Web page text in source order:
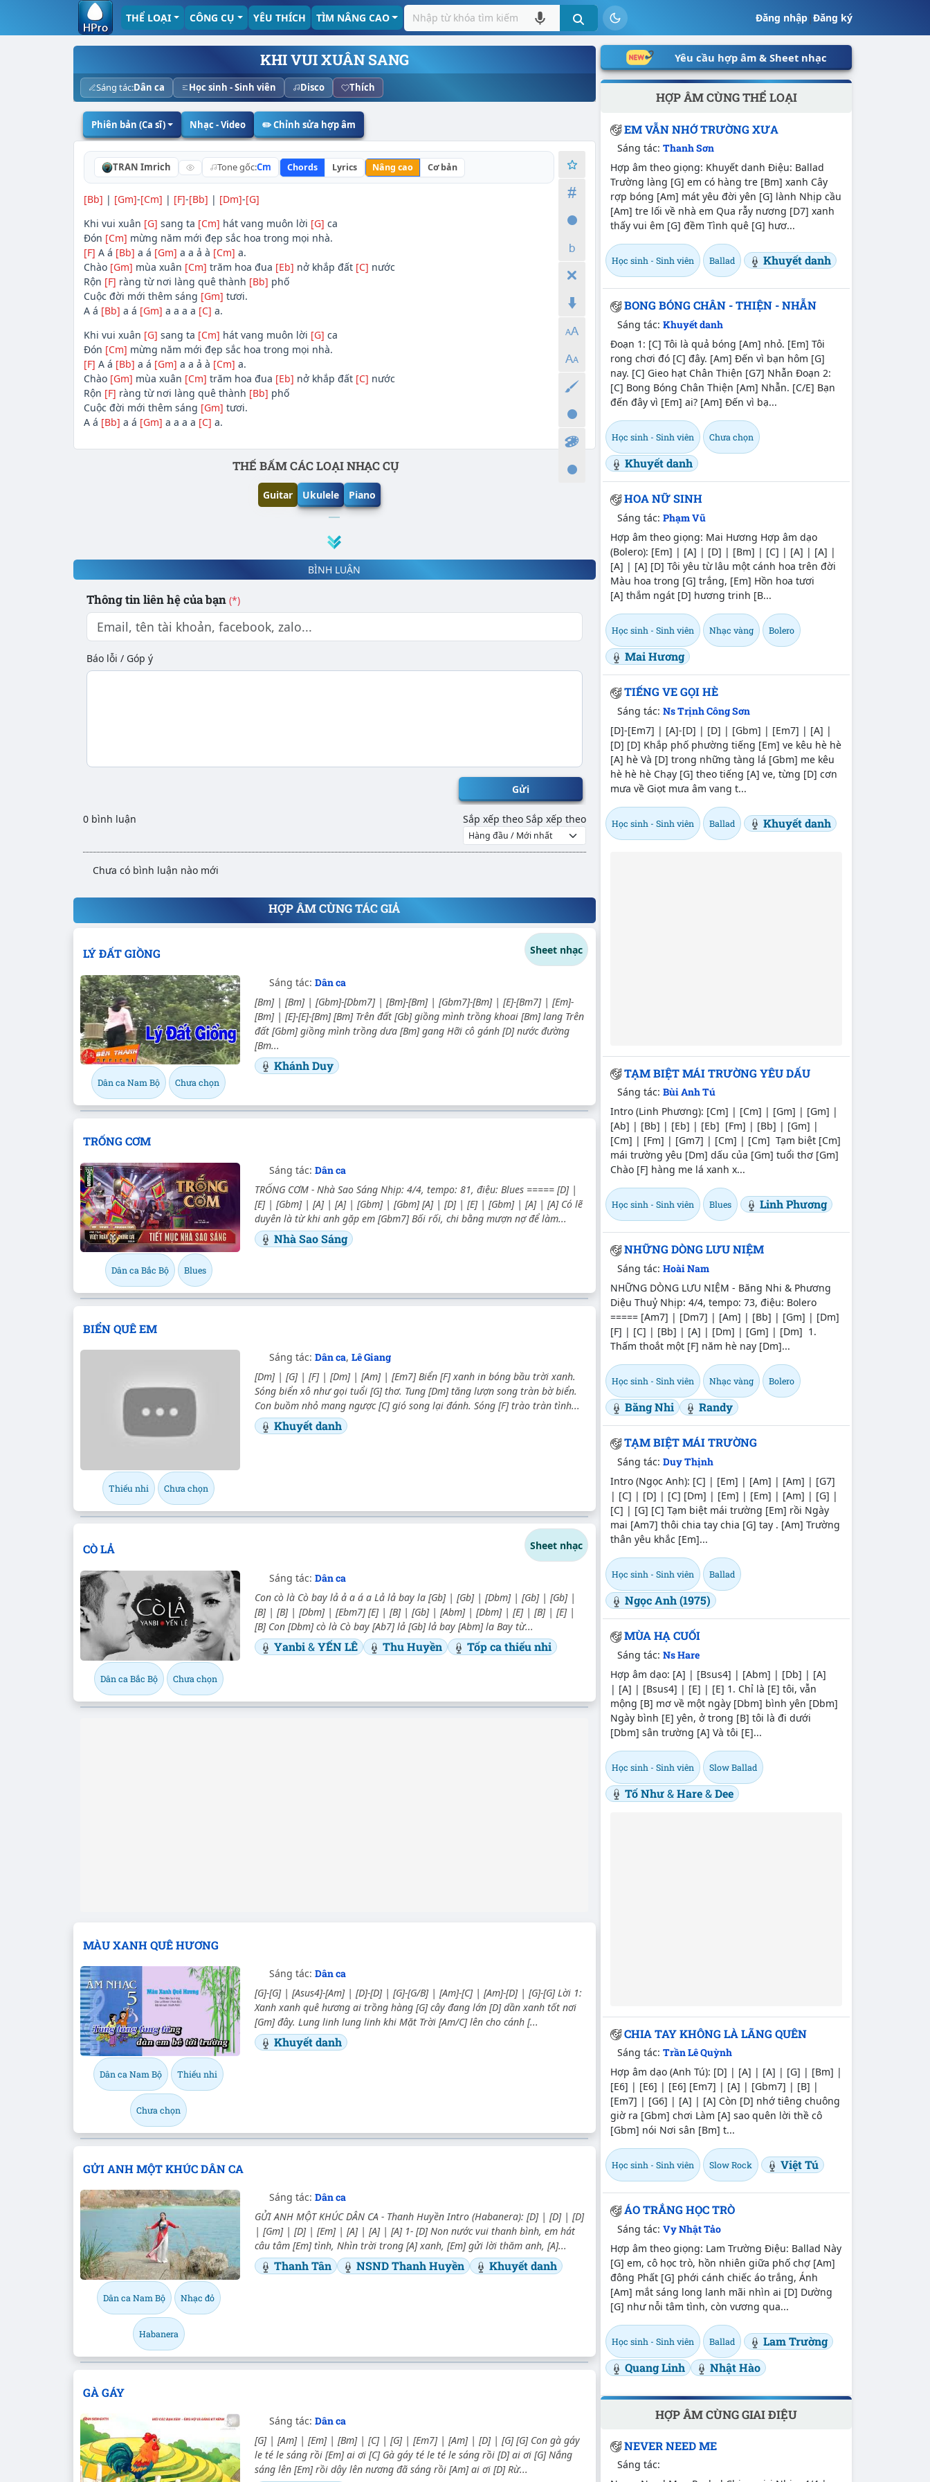
Đăng nhập|Đăng ký
THỂ LOẠI CÔNG CỤ YÊU THÍCH TÌM NÂNG CAO
KHI VUI XUÂN SANG
Sáng tác:Dân ca Học sinh - Sinh viên Disco Thích
Phiên bản (Ca sĩ) Nhạc - Video ✏️ Chỉnh sửa hợp âm
TRAN Imrich Tone gốc:Cm Chords Lyrics Nâng cao Cơ bản
[Bb] | [Gm]-[Cm] | [F]-[Bb] | [Dm]-[G]
Khi vui xuân [G] sang ta [Cm] hát vang muôn lời [G] ca
Đón [Cm] mừng năm mới đẹp sắc hoa trong mọi nhà.
[F] A á [Bb] a á [Gm] a a ả à [Cm] a.
Chào [Gm] mùa xuân [Cm] trăm hoa đua [Eb] nở khắp đất [C] nước
Rộn [F] ràng từ nơi làng quê thành [Bb] phố
Cuộc đời mới thêm sáng [Gm] tươi.
A á [Bb] a á [Gm] a a a a [C] a.
Khi vui xuân [G] sang ta [Cm] hát vang muôn lời [G] ca
Đón [Cm] mừng năm mới đẹp sắc hoa trong mọi nhà.
[F] A á [Bb] a á [Gm] a a ả à [Cm] a.
Chào [Gm] mùa xuân [Cm] trăm hoa đua [Eb] nở khắp đất [C] nước
Rộn [F] ràng từ nơi làng quê thành [Bb] phố
Cuộc đời mới thêm sáng [Gm] tươi.
A á [Bb] a á [Gm] a a a a [C] a.
THẾ BẤM CÁC LOẠI NHẠC CỤ
Guitar Ukulele Piano
BÌNH LUẬN
Thông tin liên hệ của bạn (*)
Báo lỗi / Góp ý
Gửi
0 bình luận Sắp xếp theo Sắp xếp theo
Chưa có bình luận nào mới
HỢP ÂM CÙNG TÁC GIẢ
LÝ ĐẤT GIỒNG Sheet nhạc
Dân ca Nam Bộ Chưa chọn
Sáng tác: Dân ca
[Bm] | [Bm] | [Gbm]-[Dbm7] | [Bm]-[Bm] | [Gbm7]-[Bm] | [E]-[Bm7] | [Em]-
[Bm] | [E]-[E]-[Bm] [Bm] Trên đất [Gb] giồng mình trồng khoai [Bm] lang Trên
đất [Gbm] giồng mình trồng dưa [Bm] gang Hỡi cô gánh [D] nước đường
[Bm...
Khánh Duy
TRỐNG CƠM
Dân ca Bắc Bộ Blues
Sáng tác: Dân ca
TRỐNG CƠM - Nhà Sao Sáng Nhịp: 4/4, tempo: 81, điệu: Blues ===== [D] |
[E] | [Gbm] | [A] | [A] | [Gbm] | [Gbm] [A] | [D] | [E] | [Gbm] | [A] | [A] Có lẽ
duyên là từ khi anh gặp em [Gbm7] Bối rối, chi bằng mượn nợ để làm...
Nhà Sao Sáng
BIỂN QUÊ EM
Thiếu nhi Chưa chọn
Sáng tác: Dân ca, Lê Giang
[Dm] | [G] | [F] | [Dm] | [Am] | [Em7] Biển [F] xanh in bóng bầu trời xanh.
Sóng biển xô như gọi tuổi [G] thơ. Tung [Dm] tăng lượn song tràn bờ biển.
Con buồm nhỏ mang ngược [C] gió song lại đánh. Sóng [F] trào tràn tình...
Khuyết danh
CÒ LẢ Sheet nhạc
Dân ca Bắc Bộ Chưa chọn
Sáng tác: Dân ca
Con cò là Cò bay lả ả a á a Lả lả bay la [Gb] | [Gb] | [Dbm] | [Gb] | [Gb] |
[B] | [B] | [Dbm] | [Ebm7] [E] | [B] | [Gb] | [Abm] | [Dbm] | [E] | [B] | [E] |
[B] Con [Dbm] cò là Cò bay [Ab7] lả [Gb] lả bay [Abm] la Bay từ...
Yanbi&YẾN LÊ Thu Huyền Tốp ca thiếu nhi
MÀU XANH QUÊ HƯƠNG
Dân ca Nam Bộ Thiếu nhi
Chưa chọn
Sáng tác: Dân ca
[G]-[G] | [Asus4]-[Am] | [D]-[D] | [G]-[G/B] | [Am]-[C] | [Am]-[D] | [G]-[G] Lời 1:
Xanh xanh quê hương ai trồng hàng [G] cây đang lớn [D] dần xanh tốt nơi
[Gm] đây. Lung linh lung linh khi Mặt Trời [Am/C] lên cho cánh [...
Khuyết danh
GỬI ANH MỘT KHÚC DÂN CA
Dân ca Nam Bộ Nhạc đỏ
Habanera
Sáng tác: Dân ca
GỬI ANH MỘT KHÚC DÂN CA - Thanh Huyền Intro (Habanera): [D] | [D] | [D]
| [Gm] | [D] | [Em] | [A] | [A] | [A] 1- [D] Non nước vui thanh bình, em hát
câu tâm [Em] tình, Nhìn trời trong [A] xanh, [Em] gửi lời thăm anh, [A]...
Thanh Tân NSND Thanh Huyền Khuyết danh
GÀ GÁY
Sáng tác: Dân ca
[G] | [Am] | [Em] | [Bm] | [C] | [G] | [Em7] | [Am] | [D] | [G] [G] Con gà gáy
le té le sáng rồi [Em] ai ơi [C] Gà gáy té le té le sáng rồi [D] ai ơi [G] Nắng
sáng lên [Em] rồi dậy lên nương đã sáng rồi [Am] ai ơi [D] Rừ...
Yêu cầu hợp âm & Sheet nhạc
HỢP ÂM CÙNG THỂ LOẠI
EM VẪN NHỚ TRƯỜNG XƯA
Sáng tác:Thanh Sơn
Hợp âm theo giọng: Khuyết danh Điệu: Ballad
Trường làng [G] em có hàng tre [Bm] xanh Cây
rợp bóng [Am] mát yêu đời yên [G] lành Nhịp cầu
[Am] tre lối về nhà em Qua rẫy nương [D7] xanh
thấy vui êm [G] đềm Tình quê [G] hươ...
Học sinh - Sinh viên Ballad Khuyết danh
BONG BÓNG CHÂN - THIỆN - NHẪN
Sáng tác:Khuyết danh
Đoạn 1: [C] Tôi là quả bóng [Am] nhỏ. [Em] Tôi
rong chơi đó [C] đây. [Am] Đến vì bạn hôm [G]
nay. [C] Gieo hạt Chân Thiện [G7] Nhẫn Đoạn 2:
[C] Bong Bóng Chân Thiện [Am] Nhẫn. [C/E] Bạn
đến đây vì [Em] ai? [Am] Đến vì bạ...
Học sinh - Sinh viên Chưa chọn
Khuyết danh
HOA NỮ SINH
Sáng tác:Phạm Vũ
Hợp âm theo giọng: Mai Hương Hợp âm dạo
(Bolero): [Em] | [A] | [D] | [Bm] | [C] | [A] | [A] |
[A] | [A] [D] Tôi yêu từ lâu một cánh hoa trên đời
Màu hoa trong [G] trắng, [Em] Hồn hoa tươi
[A] thắm ngát [D] hương trinh [B...
Học sinh - Sinh viên Nhạc vàng Bolero
Mai Hương
TIẾNG VE GỌI HÈ
Sáng tác:Ns Trịnh Công Sơn
[D]-[Em7] | [A]-[D] | [D] | [Gbm] | [Em7] | [A] |
[D] [D] Khắp phố phường tiếng [Em] ve kêu hè hè
[A] hè Và [D] trong những tàng lá [Gbm] me kêu
hè hè hè Chạy [G] theo tiếng [A] ve, từng [D] cơn
mưa về Giọt mưa âm vang t...
Học sinh - Sinh viên Ballad Khuyết danh
TẠM BIỆT MÁI TRƯỜNG YÊU DẤU
Sáng tác:Bùi Anh Tú
Intro (Linh Phương): [Cm] | [Cm] | [Gm] | [Gm] |
[Ab] | [Bb] | [Eb] | [Eb] [Fm] | [Bb] | [Gm] |
[Cm] | [Fm] | [Gm7] | [Cm] | [Cm] Tạm biệt [Cm]
mái trường yêu [Dm] dấu của [Gm] tuổi thơ [Gm]
Chào [F] hàng me lá xanh x...
Học sinh - Sinh viên Blues Linh Phương
NHỮNG DÒNG LƯU NIỆM
Sáng tác:Hoài Nam
NHỮNG DÒNG LƯU NIỆM - Băng Nhi & Phương
Diệu Thuỷ Nhịp: 4/4, tempo: 73, điệu: Bolero
===== [Am7] | [Dm7] | [Am] | [Bb] | [Gm] | [Dm]
[F] | [C] | [Bb] | [A] | [Dm] | [Gm] | [Dm] 1.
Thấm thoắt một [F] năm hè nay [Dm]...
Học sinh - Sinh viên Nhạc vàng Bolero
Băng Nhi Randy
TẠM BIỆT MÁI TRƯỜNG
Sáng tác:Duy Thịnh
Intro (Ngọc Anh): [C] | [Em] | [Am] | [Am] | [G7]
| [C] | [D] | [C] [Dm] | [Em] | [Em] | [Am] | [G] |
[C] | [G] [C] Tạm biệt mái trường [Em] rồi Ngày
mai [Am7] thôi chia tay chia [G] tay . [Am] Trường
thân yêu khắc [Em]...
Học sinh - Sinh viên Ballad
Ngọc Anh (1975)
MÙA HẠ CUỐI
Sáng tác:Ns Hare
Hợp âm dạo: [A] | [Bsus4] | [Abm] | [Db] | [A]
| [A] | [Bsus4] | [E] | [E] 1. Chỉ là [E] tôi, vẫn
mộng [B] mơ về một ngày [Dbm] bình yên [Dbm]
Ngày bình [E] yên, ở trong [B] tôi là đi dưới
[Dbm] sân trường [A] Và tôi [E]...
Học sinh - Sinh viên Slow Ballad
Tố Như&Hare&Dee
CHIA TAY KHÔNG LÀ LÃNG QUÊN
Sáng tác:Trần Lê Quỳnh
Hợp âm dạo (Anh Tú): [D] | [A] | [A] | [G] | [Bm] |
[E6] | [E6] | [E6] [Em7] | [A] | [Gbm7] | [B] |
[Em7] | [G6] | [A] | [A] Còn [D] nhớ tiêng chuông
giờ ra [Gbm] chơi Làm [A] sao quên lời thề cô
[Gbm] nói Nơi sân [Bm] t...
Học sinh - Sinh viên Slow Rock Việt Tú
ÁO TRẮNG HỌC TRÒ
Sáng tác:Vy Nhật Tảo
Hợp âm theo giọng: Lam Trường Điệu: Ballad Này
[G] em, cô học trò, hồn nhiên giữa phố chợ [Am]
đông Phất [G] phới cánh chiếc áo trắng, Ánh
[Am] mắt sáng long lanh mãi nhìn ai [D] Dường
[G] như nỗi tâm tình, còn vương qua...
Học sinh - Sinh viên Ballad
Lam Trường
Quang Linh
Nhật Hào
HỢP ÂM CÙNG GIAI ĐIỆU
NEVER NEED ME
Sáng tác: